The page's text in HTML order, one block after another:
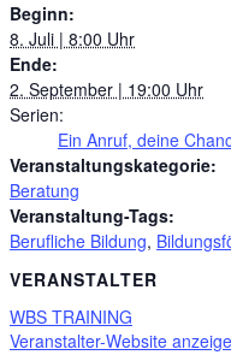
Beginn:
8. Juli | 8:00 Uhr
Ende:
2. September | 19:00 Uhr
Serien:
Ein Anruf, deine
Veranstaltungskategorie:
Beratung
Veranstaltung-Tags:
Berufliche Bildung,
VERANSTALTER
WBS TRAINING
Veranstalter-Website